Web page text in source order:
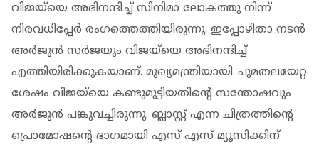
വിജയ്‌യെ അഭിനന്ദിച്ച് സിനിമാ ലോകത്തു നിന്ന്
നിരവധിപ്പേര്‍ രംഗത്തെത്തിയിരുന്നു. ഇപ്പോഴിതാ നടന്‍
അര്‍ജുന്‍ സര്‍ജയും വിജയ്‌യെ അഭിനന്ദിച്ച്
എത്തിയിരിക്കുകയാണ്. മുഖ്യമന്ത്രിയായി ചുമതലയേറ്റ
ശേഷം വിജയ്‌യെ കണ്ടുമുട്ടിയതിന്റെ സന്തോഷവും
അര്‍ജുന്‍ പങ്കുവച്ചിരുന്നു. ബ്ലാസ്റ്റ് എന്ന ചിത്രത്തിന്റെ
പ്രൊമോഷന്റെ ഭാഗമായി എസ് എസ് മ്യൂസിക്കിന്